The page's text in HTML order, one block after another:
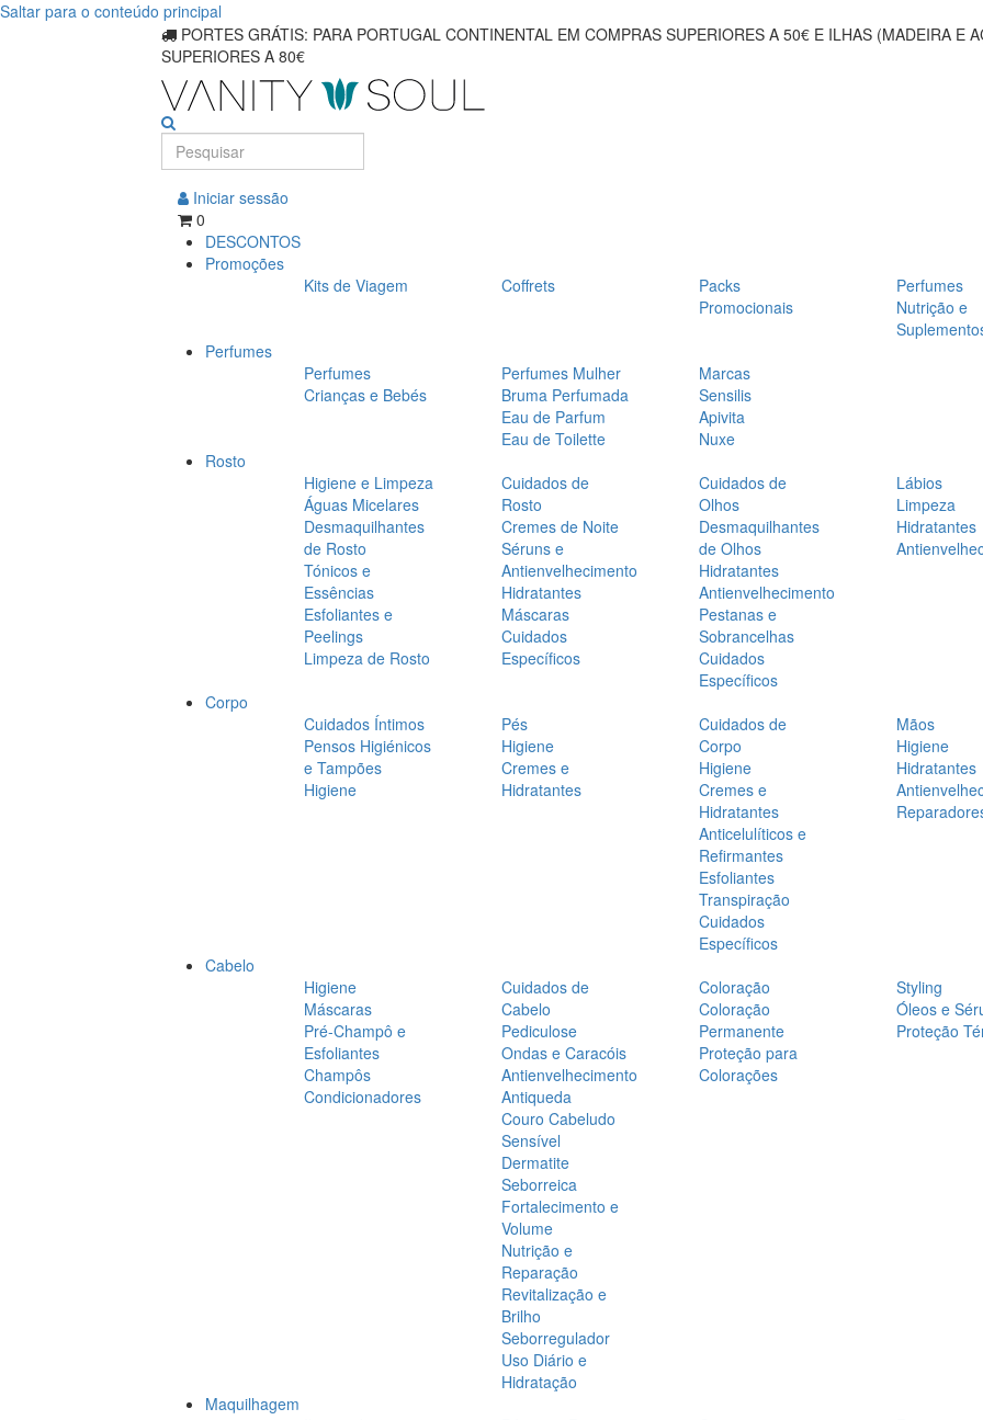
Saltar para o conteúdo principal
PORTES GRÁTIS: PARA PORTUGAL CONTINENTAL EM COMPRAS SUPERIORES A 50€ E ILHAS (MADEIRA E
SUPERIORES A 80€
Iniciar sessão
0
DESCONTOS
Promoções
Kits de Viagem
Coffrets
Packs
Promocionais
Perfumes
Nutrição e
Perfumes
Perfumes
Crianças e Bebés
Perfumes Mulher
Bruma Perfumada
Eau de Parfum
Eau de Toilette
Marcas
Sensilis
Apivita
Nuxe
Rosto
Higiene e Limpeza
Águas Micelares
Desmaquilhantes
de Rosto
Tónicos e
Essências
Esfoliantes e
Peelings
Limpeza de Rosto
Cuidados de
Rosto
Cremes de Noite
Séruns e
Antienvelhecimento
Hidratantes
Máscaras
Cuidados
Específicos
Cuidados de
Olhos
Desmaquilhantes
de Olhos
Hidratantes
Antienvelhecimento
Pestanas e
Sobrancelhas
Cuidados
Específicos
Lábios
Limpeza
Hidratantes
Corpo
Cuidados Íntimos
Pensos Higiénicos
e Tampões
Higiene
Pés
Higiene
Cremes e
Hidratantes
Cuidados de
Corpo
Higiene
Cremes e
Hidratantes
Anticelulíticos e
Refirmantes
Esfoliantes
Transpiração
Cuidados
Específicos
Mãos
Higiene
Hidratantes
Cabelo
Higiene
Máscaras
Pré-Champô e
Esfoliantes
Champôs
Condicionadores
Cuidados de
Cabelo
Pediculose
Ondas e Caracóis
Antienvelhecimento
Antiqueda
Couro Cabeludo
Sensível
Dermatite
Seborreica
Fortalecimento e
Volume
Nutrição e
Reparação
Revitalização e
Brilho
Seborregulador
Uso Diário e
Hidratação
Coloração
Coloração
Permanente
Proteção para
Colorações
Styling
Óleos e
Proteção
Maquilhagem